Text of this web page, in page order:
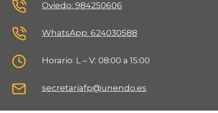
Oviedo: 984250606
WhatsApp: 624030588
Horario: L – V: 08:00 a 15:00
secretariafp@unendo.es